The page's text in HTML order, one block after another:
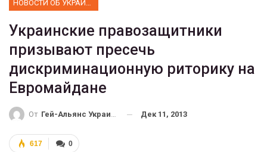
Украинские правозащитники
призывают пресечь
дискриминационную риторику на
Евромайдане
От Гей-Альянс Украина Дек 11, 2013
0
617